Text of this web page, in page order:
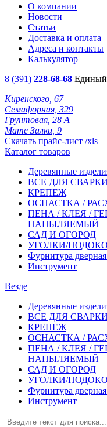
О компании
Новости
Статьи
Доставка и оплата
Адреса и контакты
Калькулятор
8 (391) 228-68-68 Единый
Киренского, 67
Семафорная, 329
Грунтовая, 28 А
Мате Залки, 9
Скачать прайс-лист /xls
Каталог товаров
Деревянные
ВСЕ ДЛЯ СВАРКИ
КРЕПЕЖ
ОСНАСТКА /
ПЕНА / КЛЕЯ /
НАПЫЛЯЕМЫЙ
САД И ОГОРОД
УГОЛКИ/
Фурнитура
Инструмент
Везде
Деревянные
ВСЕ ДЛЯ СВАРКИ
КРЕПЕЖ
ОСНАСТКА /
ПЕНА / КЛЕЯ /
НАПЫЛЯЕМЫЙ
САД И ОГОРОД
УГОЛКИ/
Фурнитура
Инструмент